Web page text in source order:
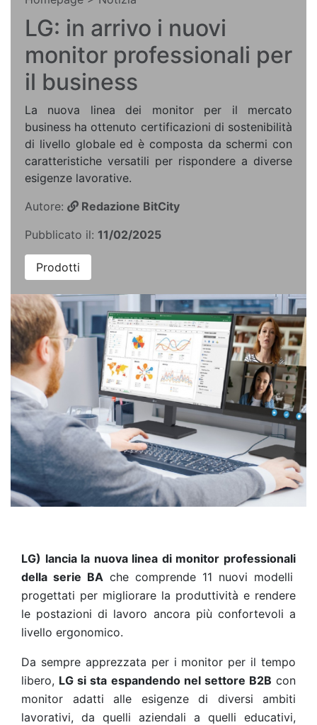
LG: in arrivo i nuovi
monitor professionali per
il business
La nuova linea dei monitor per il mercato
business ha ottenuto certificazioni di sostenibilità
di livello globale ed è composta da schermi con
caratteristiche versatili per rispondere a diverse
esigenze lavorative.
Autore:
Redazione BitCity
Pubblicato il: 11/02/2025
Prodotti
LG) lancia la nuova linea di monitor professionali
della serie BA che comprende 11 nuovi modelli
progettati per migliorare la produttività e rendere
le postazioni di lavoro ancora più confortevoli a
livello ergonomico.
Da sempre apprezzata per i monitor per il tempo
libero, LG si sta espandendo nel settore B2B con
monitor adatti alle esigenze di diversi ambiti
lavorativi, da quelli aziendali a quelli educativi,